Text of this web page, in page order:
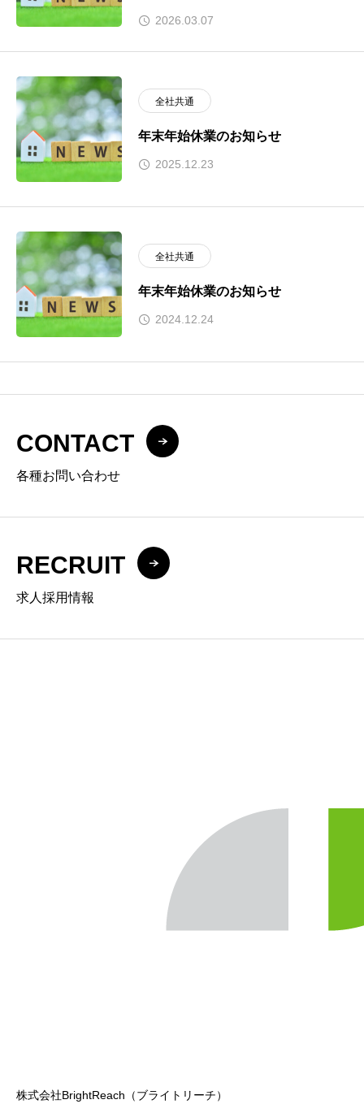
2026.03.07
全社共通
年末年始休業のお知らせ
2025.12.23
全社共通
年末年始休業のお知らせ
2024.12.24
CONTACT
各種お問い合わせ
RECRUIT
求人採用情報
株式会社BrightReach（ブライトリーチ）